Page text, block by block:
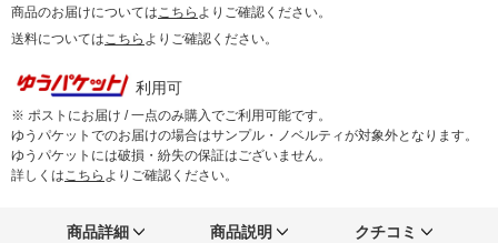
商品のお届けについてはこちら よりご確認ください。
送料についてはこちら よりご確認ください。
利用可
※ ポストにお届け / 一点のみ購入でご利用可能です。
ゆうパケットでのお届けの場合はサンプル・ノベルティが対象外となります。
ゆうパケットには破損・紛失の保証はございません。
詳しくはこちら よりご確認ください。
商品詳細 商品説明 クチコミ